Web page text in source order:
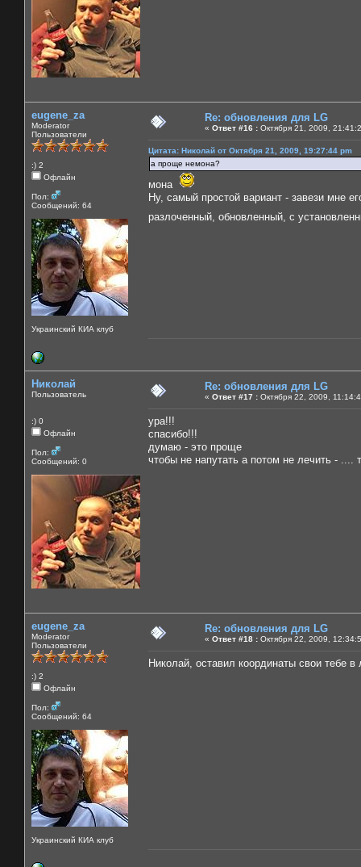
eugene_za
Moderator
Пользователи
:) 2
Офлайн
Пол:
Сообщений: 64
Украинский КИА клуб
Re: обновления для LG
« Ответ #16 : Октября 21, 2009,
Цитата: Николай от Октября 21, 2009, 19:27:44 pm
а проще немона?
мона
Ну, самый простой вариант - завези мне
разлоченный, обновленный, с
Николай
Пользователь
:) 0
Офлайн
Пол:
Сообщений: 0
Re: обновления для LG
« Ответ #17 : Октября 22, 2009,
ура!!!
спасибо!!!
думаю - это проще
чтобы не напутать а потом не лечить -
eugene_za
Moderator
Пользователи
:) 2
Офлайн
Пол:
Сообщений: 64
Украинский КИА клуб
Re: обновления для LG
« Ответ #18 : Октября 22, 2009,
Николай, оставил координаты свои тебе в